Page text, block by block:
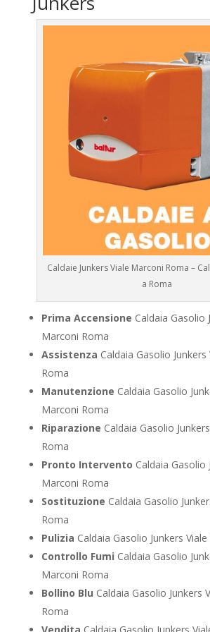
Caldaie Junkers Viale Marconi Roma –
a Roma
Prima Accensione Caldaia Gasolio
Marconi Roma
Assistenza Caldaia Gasolio
Roma
Manutenzione Caldaia Gasolio
Marconi Roma
Riparazione Caldaia Gasolio
Roma
Pronto Intervento Caldaia Gasolio
Marconi Roma
Sostituzione Caldaia Gasolio
Roma
Pulizia Caldaia Gasolio Junkers
Controllo Fumi Caldaia Gasolio
Marconi Roma
Bollino Blu Caldaia Gasolio Junkers
Roma